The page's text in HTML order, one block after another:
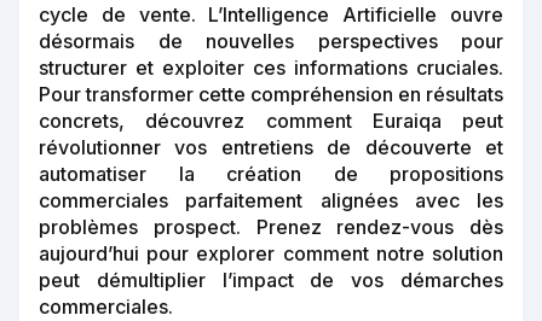
cycle de vente. L’Intelligence Artificielle ouvre
désormais de nouvelles perspectives pour
structurer et exploiter ces informations cruciales.
Pour transformer cette compréhension en résultats
concrets, découvrez comment Euraiqa peut
révolutionner vos entretiens de découverte et
automatiser la création de propositions
commerciales parfaitement alignées avec les
problèmes prospect. Prenez rendez-vous dès
aujourd’hui pour explorer comment notre solution
peut démultiplier l’impact de vos démarches
commerciales.